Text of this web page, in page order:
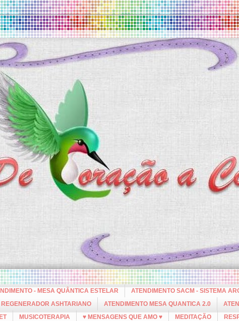
- MESA QUÂNTICA ESTELAR
ATENDIMENTO SACM - SISTEMA
ASHTARIANO
ATENDIMENTO MESA QUANTICA 2.0
MUSICOTERAPIA ♥ MENSAGENS QUE AMO ♥ MEDITAÇÃO